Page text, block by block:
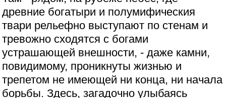
древние богатыри и полумифическия
твари рельефно выступают по стенам и
тревожно сходятся с богами
устрашающей внешности, - даже камни,
повидимому, проникнуты жизнью и
трепетом не имеющей ни конца, ни начала
борьбы. Здесь, загадочно улыбаясь